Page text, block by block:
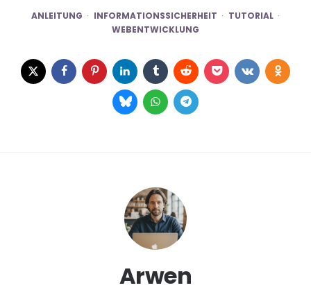
ANLEITUNG INFORMATIONSSICHERHEIT
TUTORIAL
WEBENTWICKLUNG
Arwen